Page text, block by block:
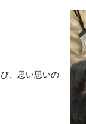
、思い思いの